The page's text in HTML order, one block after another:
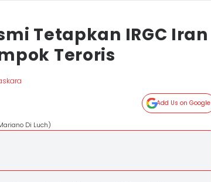
Tetapkan IRGC Iran
Teroris
Add Us on Google
Di Luch)